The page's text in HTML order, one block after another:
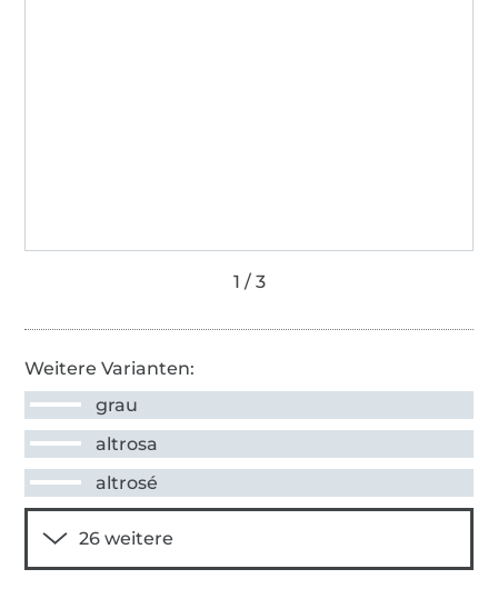
Weitere Varianten:
grau
altrosa
altrosé